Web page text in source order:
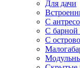
Для дачи
С
С барной
С